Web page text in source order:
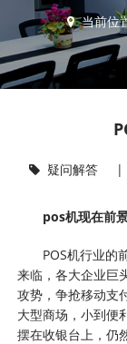
当前位
疑问解答
pos机现在前
POS机行业的
来临，各大企业巨
攻势，争抢移动支
大型商场，小到便
摆在收银台上，仍